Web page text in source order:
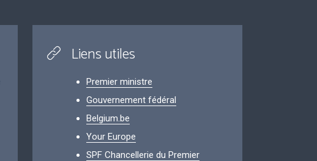
Liens utiles
Premier ministre
Gouvernement fédéral
Belgium.be
Your Europe
SPF Chancellerie du Premier